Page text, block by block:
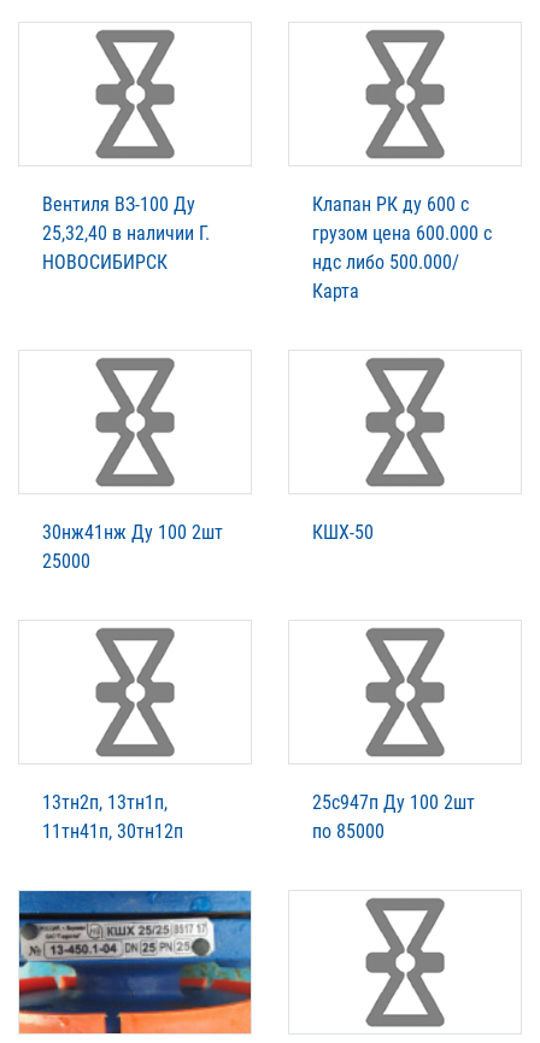
Вентиля ВЗ-100 Ду
25,32,40 в наличии Г.
НОВОСИБИРСК
Клапан РК ду 600 с
грузом цена 600.000 с
ндс либо 500.000/
Карта
30нж41нж Ду 100 2шт
25000
КШХ-50
13тн2п, 13тн1п,
11тн41п, 30тн12п
25с947п Ду 100 2шт
по 85000